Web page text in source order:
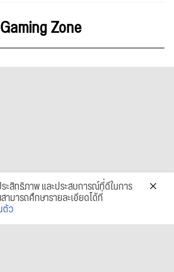
Gaming Zone
ะสิทธิภาพ และประสบการณ์ที่ดีในการ
มารถศึกษารายละเอียดได้ที่
ตัว